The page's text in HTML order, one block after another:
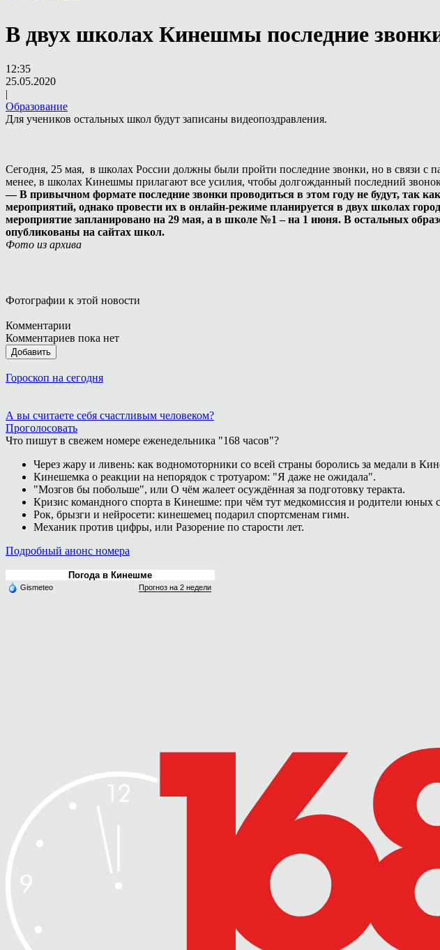
В двух школах Кинешмы последние
12:35
25.05.2020
|
Образование
Для учеников остальных школ будут записаны видеопоздравления.
Сегодня, 25 мая, в школах России должны были пройти последние звонки, но в связи с
менее, в школах Кинешмы прилагают все усилия, чтобы долгожданный последний
— В привычном формате последние звонки проводиться в этом году не будут, так
мероприятий, однако провести их в онлайн-режиме планируется в двух школах
мероприятие запланировано на 29 мая, а в школе №1 – на 1 июня. В остальных
опубликованы на сайтах школ.
Фото из архива
Фотографии к этой новости
Комментарии
Комментариев пока нет
Добавить
Гороскоп на сегодня
А вы считаете себя счастливым человеком?
Проголосовать
Что пишут в свежем номере еженедельника "168 часов"?
Через жару и ливень: как водномоторники со всей страны боролись за медали в
Кинешемка о реакции на непорядок с тротуаром: "Я даже не ожидала".
"Мозгов бы побольше", или О чём жалеет осуждённая за подготовку теракта.
Кризис командного спорта в Кинешме: при чём тут медкомиссия и родители юных
Рок, брызги и нейросети: кинешемец подарил спортсменам гимн.
Механик против цифры, или Разорение по старости лет.
Подробный анонс номера
Погода в Кинешме
Gismeteo Прогноз на 2 недели